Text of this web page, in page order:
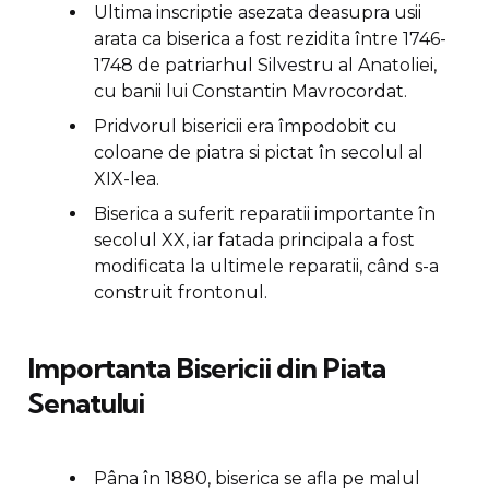
Ultima inscriptie asezata deasupra usii
arata ca biserica a fost rezidita între 1746-
1748 de patriarhul Silvestru al Anatoliei,
cu banii lui Constantin Mavrocordat.
Pridvorul bisericii era împodobit cu
coloane de piatra si pictat în secolul al
XIX-lea.
Biserica a suferit reparatii importante în
secolul XX, iar fatada principala a fost
modificata la ultimele reparatii, când s-a
construit frontonul.
Importanta Bisericii din Piata
Senatului
Pâna în 1880, biserica se afla pe malul